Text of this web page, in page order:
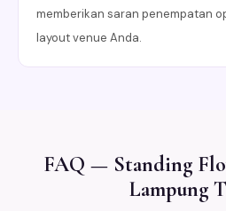
memberikan saran penempatan
layout venue Anda.
FAQ — Standing
Lampung